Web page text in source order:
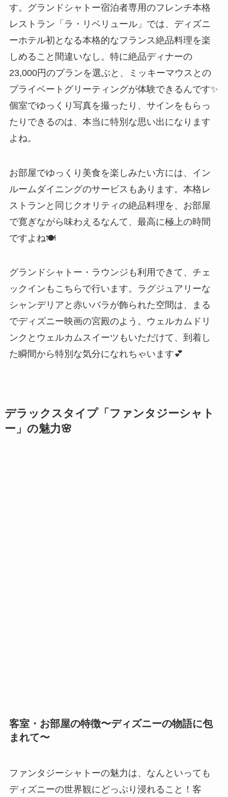
す。グランドシャトー宿泊者専用のフレンチ本格
レストラン「ラ・リベリュール」では、ディズニ
ーホテル初となる本格的なフランス絶品料理を楽
しめること間違いなし。特に絶品ディナーの
23,000円のプランを選ぶと、ミッキーマウスとの
プライベートグリーティングが体験できるんです✨
個室でゆっくり写真を撮ったり、サインをもらっ
たりできるのは、本当に特別な思い出になります
よね。
お部屋でゆっくり美食を楽しみたい方には、イン
ルームダイニングのサービスもあります。本格レ
ストランと同じクオリティの絶品料理を、お部屋
で寛ぎながら味わえるなんて、最高に極上の時間
ですよね🍽️
グランドシャトー・ラウンジも利用できて、チェ
ックインもこちらで行います。ラグジュアリーな
シャンデリアと赤いバラが飾られた空間は、まる
でディズニー映画の宮殿のよう。ウェルカムドリ
ンクとウェルカムスイーツもいただけて、到着し
た瞬間から特別な気分になれちゃいます💕
デラックスタイプ「ファンタジーシャト
ー」の魅力🌸
客室・お部屋の特徴〜ディズニーの物語に包
まれて〜
ファンタジーシャトーの魅力は、なんといっても
ディズニーの世界観にどっぷり浸れること！客